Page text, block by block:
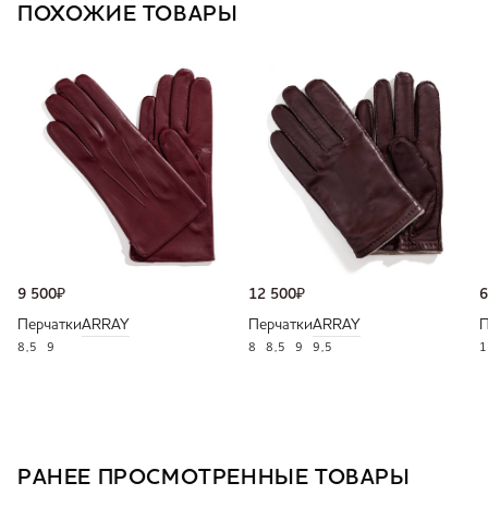
ПОХОЖИЕ ТОВАРЫ
9 500₽
ПерчаткиARRAY
8,5 9
12 500₽
ПерчаткиARRAY
8 8,5 9 9,5
РАНЕЕ ПРОСМОТРЕННЫЕ ТОВАРЫ